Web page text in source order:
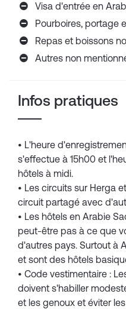
Visa d'entrée en
Pourboires, portage
Repas et boissons
Autres non
Infos pratiques
• L'heure
s'effectue à 15h00 et
hôtels à midi.
• Les circuits sur Herga
circuit partagé avec
• Les hôtels en Arabie
peut-être pas à ce que
d'autres pays. Surtout à
et sont des hôtels
• Code vestimentaire :
doivent s'habiller
et les genoux et éviter